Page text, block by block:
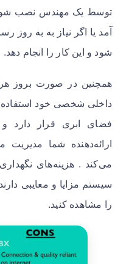
توسط یک مهندس نصب
آمد یا اگر نیاز به به روز
شود و این کار را انجام دهد.
همچنین در صورت بروز
فضای ابری قرار دارد
ارائه‌دهنده شما
می‌کند . هزینه‌های
سیستم مزایا و معایبی
را مشاهده کنید.